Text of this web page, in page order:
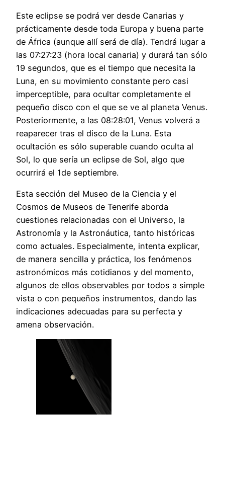
Este eclipse se podrá ver desde Canarias y
prácticamente desde toda Europa y buena parte
de África (aunque allí será de día). Tendrá lugar a
las 07:27:23 (hora local canaria) y durará tan sólo
19 segundos, que es el tiempo que necesita la
Luna, en su movimiento constante pero casi
imperceptible, para ocultar completamente el
pequeño disco con el que se ve al planeta Venus.
Posteriormente, a las 08:28:01, Venus volverá a
reaparecer tras el disco de la Luna. Esta
ocultación es sólo superable cuando oculta al
Sol, lo que sería un eclipse de Sol, algo que
ocurrirá el 1de septiembre.
Esta sección del Museo de la Ciencia y el
Cosmos de Museos de Tenerife aborda
cuestiones relacionadas con el Universo, la
Astronomía y la Astronáutica, tanto históricas
como actuales. Especialmente, intenta explicar,
de manera sencilla y práctica, los fenómenos
astronómicos más cotidianos y del momento,
algunos de ellos observables por todos a simple
vista o con pequeños instrumentos, dando las
indicaciones adecuadas para su perfecta y
amena observación.